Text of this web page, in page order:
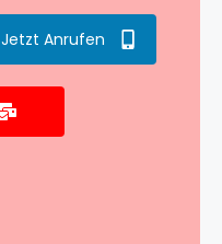
Jetzt Anrufen